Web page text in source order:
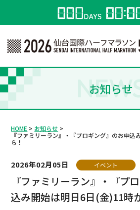
お知らせ
NEWS
HOME
お知らせ
『ファミリーラン』・『プロギング』のお申
ら！
2026年02月05日 イベント
『ファミリーラン』・『プ
込み開始は明日6日(金)11時